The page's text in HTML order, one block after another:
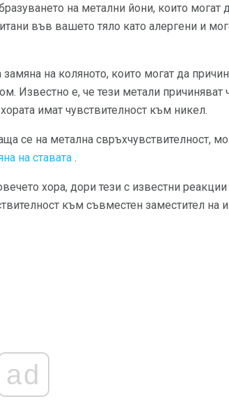
на метални йони, които могат
във вашето тяло като алергени и
на коляното, които могат да
Известно е, че тези метали причиняват
имат чувствителност към никел.
се на метална свръхчувствителност,
на ставата .
хора, дори тези с известни реакции
към съвместен заместител на
ad